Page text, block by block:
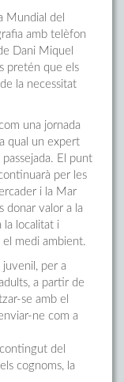
Mundial del
amb telèfon
Dani Miquel
pretén que els
la necessitat
una jornada
qual un expert
El punt
per les
i la Mar
donar valor a la
la localitat i
medi ambient.
juvenil, per a
a partir de
se amb el
ne com a
del
cognoms, la